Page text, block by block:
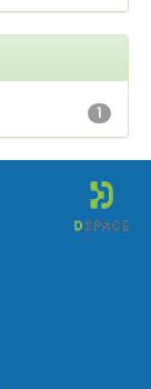
1